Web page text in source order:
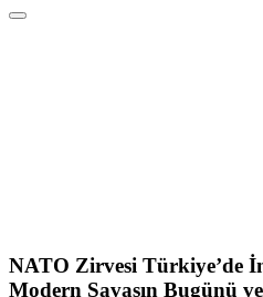
NATO Zirvesi Türkiye’de
Modern Savaşın Bugünü